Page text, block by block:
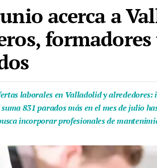
acerca a
laborales en Valladolid y
831 parados más en el mes de julio
incorporar profesionales de